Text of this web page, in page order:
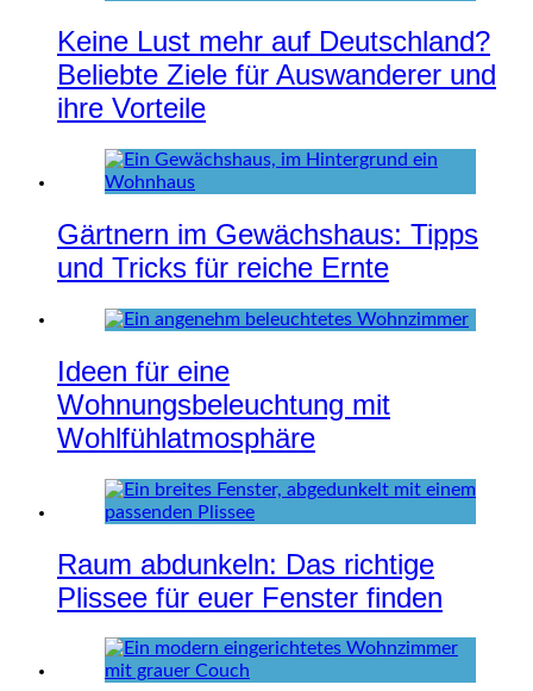
Keine Lust mehr auf Deutschland?
Beliebte Ziele für Auswanderer und
ihre Vorteile
Gärtnern im Gewächshaus: Tipps
und Tricks für reiche Ernte
Ideen für eine
Wohnungsbeleuchtung mit
Wohlfühlatmosphäre
Raum abdunkeln: Das richtige
Plissee für euer Fenster finden